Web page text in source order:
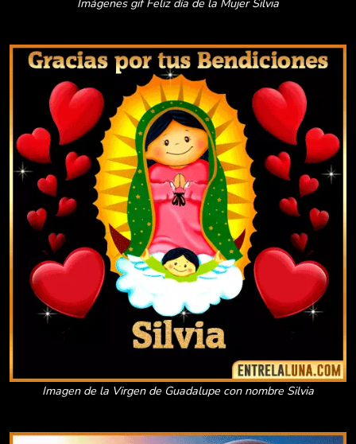
Imágenes gif Feliz día de la Mujer Silvia
Imagen de la Virgen de Guadalupe con nombre Silvia